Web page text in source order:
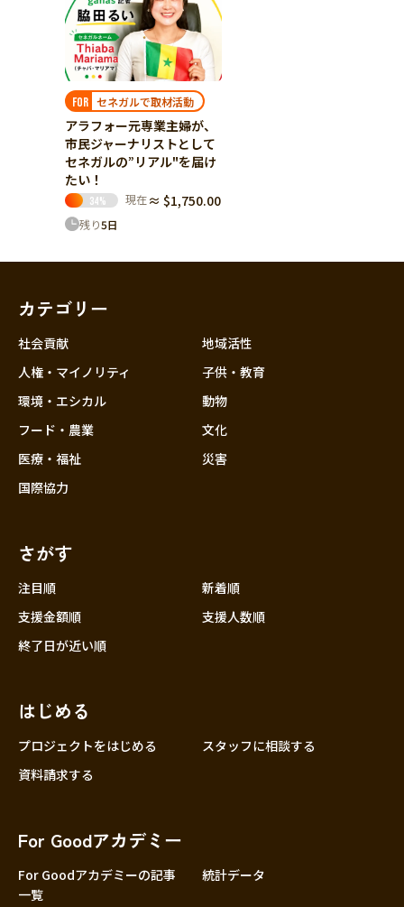
FOR セネガルで取材活動
アラフォー元専業主婦が、
市民ジャーナリストとして
セネガルの”リアル"を届け
たい！
34% 現在 ≈ $1,750.00
残り5日
カテゴリー
社会貢献
人権・マイノリティ
環境・エシカル
フード・農業
医療・福祉
国際協力
地域活性
子供・教育
動物
文化
災害
さがす
注目順
新着順
支援金額順
支援人数順
終了日が近い順
はじめる
プロジェクトをはじめる
スタッフに相談する
資料請求する
For Goodアカデミー
For Goodアカデミーの記事
一覧
統計データ